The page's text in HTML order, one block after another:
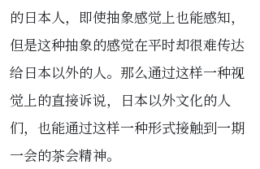
的日本人，即使抽象感觉上也能感知，
但是这种抽象的感觉在平时却很难传达
给日本以外的人。那么通过这样一种视
觉上的直接诉说，日本以外文化的人
们，也能通过这样一种形式接触到一期
一会的茶会精神。